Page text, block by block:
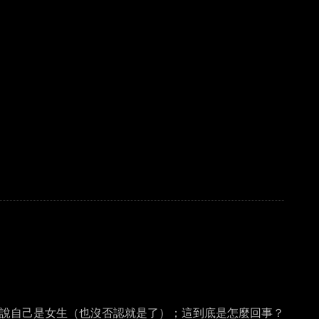
自己是女生（也沒否認就是了）；這到底是怎麼回事？